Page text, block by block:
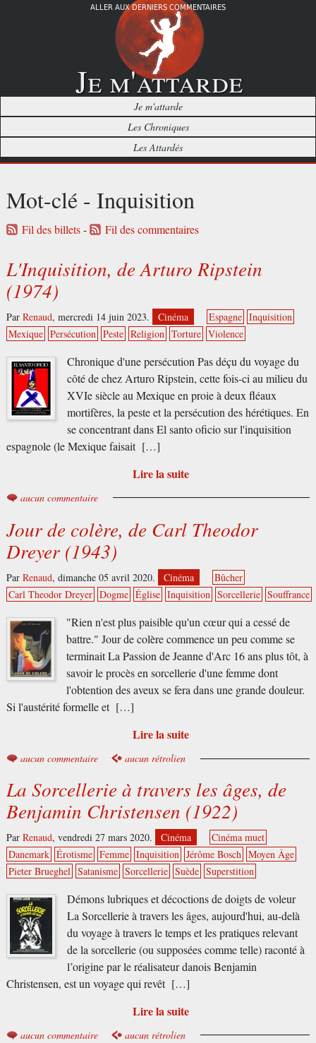
ALLER AUX DERNIERS COMMENTAIRES
Je m'attarde
Je m'attarde
Les Chroniques
Les Attardés
Mot-clé - Inquisition
Fil des billets- Fil des commentaires
L'Inquisition, de Arturo Ripstein
(1974)
Par Renaud, mercredi 14 juin 2023. Cinéma Espagne Inquisition
Mexique Persécution Peste Religion Torture Violence
Chronique d'une persécution Pas déçu du voyage du
côté de chez Arturo Ripstein, cette fois-ci au milieu du
XVIe siècle au Mexique en proie à deux fléaux
mortifères, la peste et la persécution des hérétiques. En
se concentrant dans El santo oficio sur l'inquisition
espagnole (le Mexique faisait […]
Lire la suite
aucun commentaire
Jour de colère, de Carl Theodor
Dreyer (1943)
Par Renaud, dimanche 05 avril 2020. Cinéma
Bûcher
Carl Theodor Dreyer Dogme Église Inquisition Sorcellerie Souffrance
"Rien n'est plus paisible qu'un cœur qui a cessé de
battre." Jour de colère commence un peu comme se
terminait La Passion de Jeanne d'Arc 16 ans plus tôt, à
savoir le procès en sorcellerie d'une femme dont
l'obtention des aveux se fera dans une grande douleur.
Si l'austérité formelle et […]
Lire la suite
aucun commentaire aucun rétrolien
La Sorcellerie à travers les âges, de
Benjamin Christensen (1922)
Par Renaud, vendredi 27 mars 2020. Cinéma
Cinéma muet
Danemark Érotisme Femme Inquisition Jérôme Bosch Moyen Âge
Pieter Brueghel Satanisme Sorcellerie Suède Superstition
Démons lubriques et décoctions de doigts de voleur
La Sorcellerie à travers les âges, aujourd'hui, au-delà
du voyage à travers le temps et les pratiques relevant
de la sorcellerie (ou supposées comme telle) raconté à
l’origine par le réalisateur danois Benjamin
Christensen, est un voyage qui revêt […]
Lire la suite
aucun commentaire aucun rétrolien